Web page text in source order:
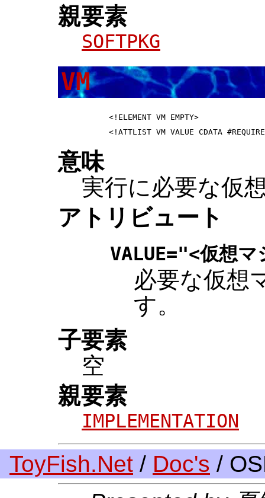
親要素
SOFTPKG
VM
<!ELEMENT VM
意味
実行に必要な仮
アトリビュート
VALUE="<仮想
必要な仮想
す。
子要素
空
親要素
IMPLEMENTATION
ToyFish.Net / Doc's /